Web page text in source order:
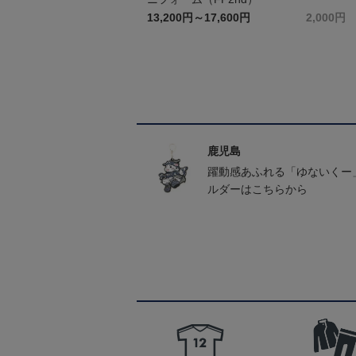
13,200円～17,600円
2,000円
鹿児島
躍動感あふれる「ゆないく
ルダーはこちらから